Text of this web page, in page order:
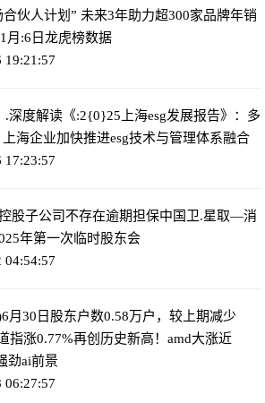
伙人计划” 未来3年助力超300家品牌年销
月:6日龙虎榜数据
19:21:57
.深度解读《:2{0}25上海esg发展报告》：多
海企业加快推进esg技术与管理体系融合
17:23:57
股子公司不存在逾期担保中国卫.星取—消
年第一次临时股东会
04:54:57
月30日股东户数0.58万户，较上期减少
指涨0.77%再创历史新高！amd大涨近
劲ai前景
06:27:57